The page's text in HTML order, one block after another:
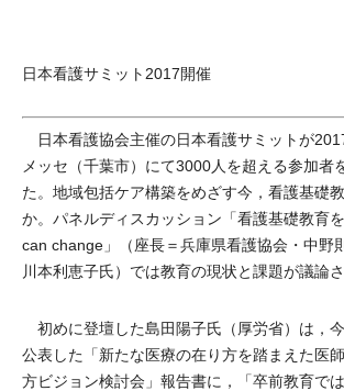
日本看護サミット2017開催
日本看護協会主催の日本看護サミットが
メッセ（千葉市）にて3000人を超える参加者
た。地域包括ケア構築をめざす今，看護基礎
か。パネルディスカッション「看護基礎教
can change」（座長＝兵庫県看護協会・中野
川本利恵子氏）では教育の現状と課題が議論さ
初めに登壇した島田陽子氏（厚労省）は，
公表した「新たな医療の在り方を踏まえた医
方ビジョン検討会」報告書に，「卒前教育で